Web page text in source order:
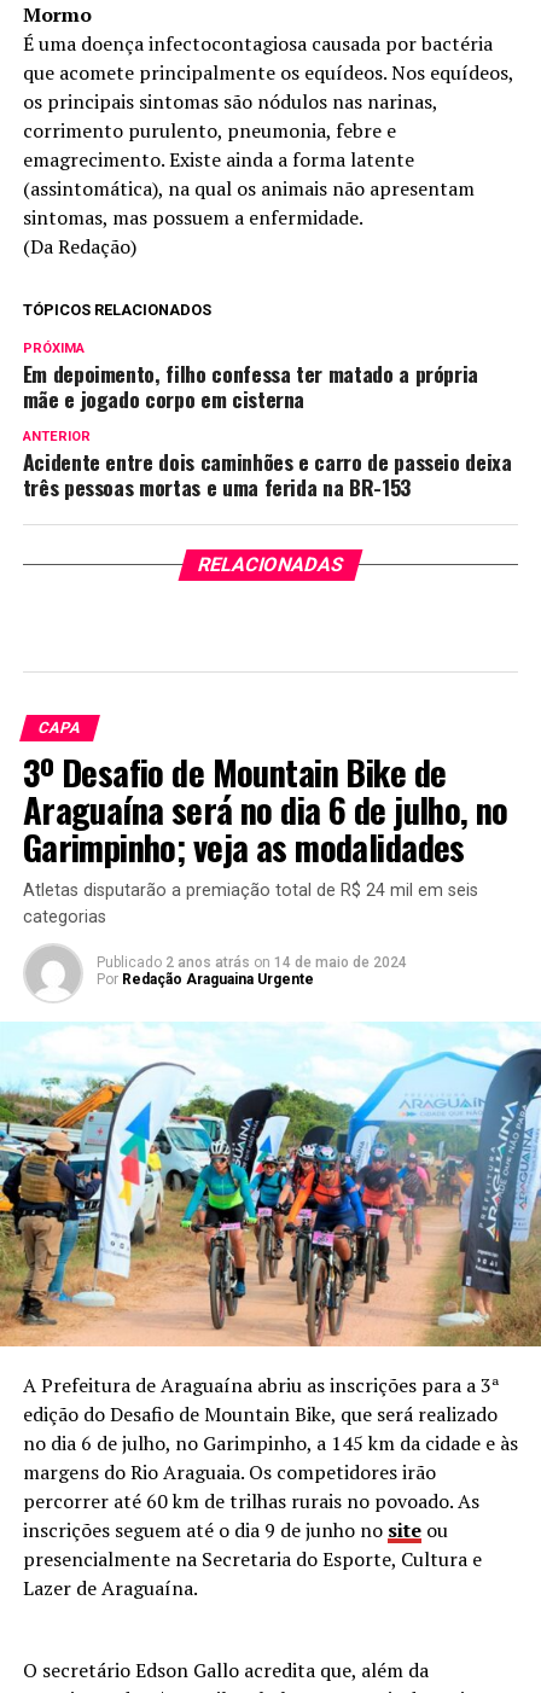
Mormo
É uma doença infectocontagiosa causada por bactéria
que acomete principalmente os equídeos. Nos equídeos,
os principais sintomas são nódulos nas narinas,
corrimento purulento, pneumonia, febre e
emagrecimento. Existe ainda a forma latente
(assintomática), na qual os animais não apresentam
sintomas, mas possuem a enfermidade.
(Da Redação)
TÓPICOS RELACIONADOS
PRÓXIMA
Em depoimento, filho confessa ter matado a própria
mãe e jogado corpo em cisterna
ANTERIOR
Acidente entre dois caminhões e carro de passeio deixa
três pessoas mortas e uma ferida na BR-153
RELACIONADAS
CAPA
3º Desafio de Mountain Bike de
Araguaína será no dia 6 de julho, no
Garimpinho; veja as modalidades
Atletas disputarão a premiação total de R$ 24 mil em seis
categorias
Publicado 2 anos atrás on 14 de maio de 2024
Por Redação Araguaina Urgente
A Prefeitura de Araguaína abriu as inscrições para a 3ª
edição do Desafio de Mountain Bike, que será realizado
no dia 6 de julho, no Garimpinho, a 145 km da cidade e às
margens do Rio Araguaia. Os competidores irão
percorrer até 60 km de trilhas rurais no povoado. As
inscrições seguem até o dia 9 de junho no site ou
presencialmente na Secretaria do Esporte, Cultura e
Lazer de Araguaína.
O secretário Edson Gallo acredita que, além da